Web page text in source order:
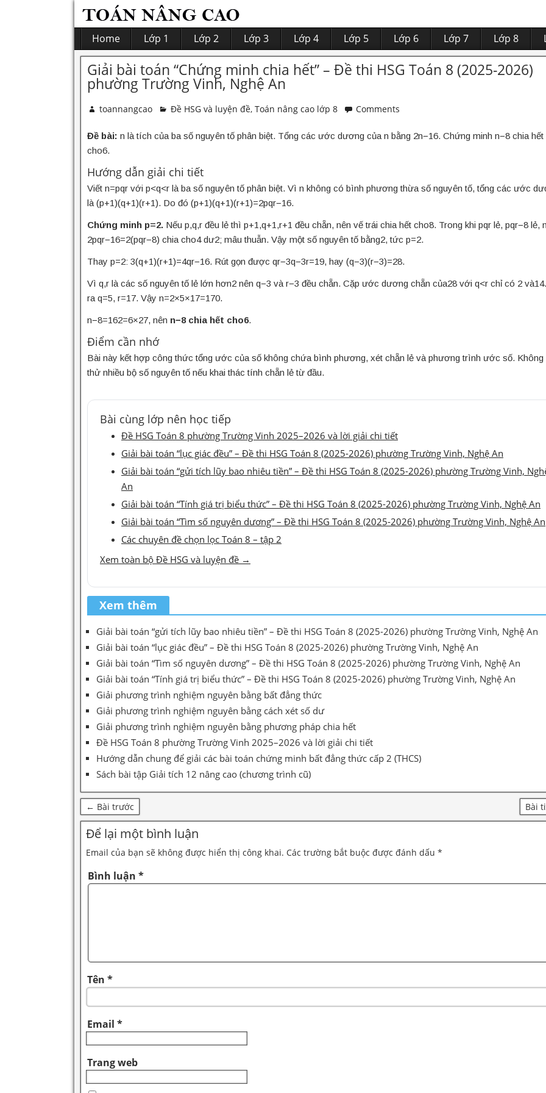
Home Lớp 1 Lớp 2 Lớp 3 Lớp 4 Lớp 5 Lớp 6 Lớp 7 Lớp 8
Giải bài toán “Chứng minh chia hết” – Đề thi HSG Toán 8 (2025-2026)
phường Trường Vinh, Nghệ An
toannangcao Đề HSG và luyện đề, Toán nâng cao lớp 8 Comments
Đề bài: n là tích của ba số nguyên tố phân biệt. Tổng các ước dương của n bằng 2n−16. Chứng minh n−8 chia hết
cho6.
Hướng dẫn giải chi tiết
Viết n=pqr với p<q<r là ba số nguyên tố phân biệt. Vì n không có bình phương thừa số nguyên tố, tổng các ước
là (p+1)(q+1)(r+1). Do đó (p+1)(q+1)(r+1)=2pqr−16.
Chứng minh p=2. Nếu p,q,r đều lẻ thì p+1,q+1,r+1 đều chẵn, nên vế trái chia hết cho8. Trong khi pqr lẻ, pqr−8 lẻ,
2pqr−16=2(pqr−8) chia cho4 dư2; mâu thuẫn. Vậy một số nguyên tố bằng2, tức p=2.
Thay p=2: 3(q+1)(r+1)=4qr−16. Rút gọn được qr−3q−3r=19, hay (q−3)(r−3)=28.
Vì q,r là các số nguyên tố lẻ lớn hơn2 nên q−3 và r−3 đều chẵn. Cặp ước dương chẵn của28 với q<r chỉ có 2
ra q=5, r=17. Vậy n=2×5×17=170.
n−8=162=6×27, nên n−8 chia hết cho6.
Điểm cần nhớ
Bài này kết hợp công thức tổng ước của số không chứa bình phương, xét chẵn lẻ và phương trình ước số. Không
thử nhiều bộ số nguyên tố nếu khai thác tính chẵn lẻ từ đầu.
Bài cùng lớp nên học tiếp
Đề HSG Toán 8 phường Trường Vinh 2025–2026 và lời giải chi tiết
Giải bài toán “lục giác đều” – Đề thi HSG Toán 8 (2025-2026) phường Trường Vinh, Nghệ An
Giải bài toán “gửi tích lũy bao nhiêu tiền” – Đề thi HSG Toán 8 (2025-2026) phường Trường Vinh,
An
Giải bài toán “Tính giá trị biểu thức” – Đề thi HSG Toán 8 (2025-2026) phường Trường Vinh, Nghệ An
Giải bài toán “Tìm số nguyên dương” – Đề thi HSG Toán 8 (2025-2026) phường Trường Vinh, Nghệ An
Các chuyên đề chọn lọc Toán 8 – tập 2
Xem toàn bộ Đề HSG và luyện đề →
Xem thêm
Giải bài toán “gửi tích lũy bao nhiêu tiền” – Đề thi HSG Toán 8 (2025-2026) phường Trường Vinh, Nghệ An
Giải bài toán “lục giác đều” – Đề thi HSG Toán 8 (2025-2026) phường Trường Vinh, Nghệ An
Giải bài toán “Tìm số nguyên dương” – Đề thi HSG Toán 8 (2025-2026) phường Trường Vinh, Nghệ An
Giải bài toán “Tính giá trị biểu thức” – Đề thi HSG Toán 8 (2025-2026) phường Trường Vinh, Nghệ An
Giải phương trình nghiệm nguyên bằng bất đẳng thức
Giải phương trình nghiệm nguyên bằng cách xét số dư
Giải phương trình nghiệm nguyên bằng phương pháp chia hết
Đề HSG Toán 8 phường Trường Vinh 2025–2026 và lời giải chi tiết
Hướng dẫn chung để giải các bài toán chứng minh bất đẳng thức cấp 2 (THCS)
Sách bài tập Giải tích 12 nâng cao (chương trình cũ)
← Bài trước Bài
Để lại một bình luận
Email của bạn sẽ không được hiển thị công khai. Các trường bắt buộc được đánh dấu *
Bình luận *
Tên *
Email *
Trang web